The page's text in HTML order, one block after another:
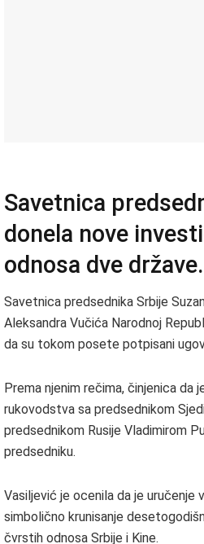
Savetnica
donela nove
odnosa dve države.
Savetnica predsednika Srbije
Aleksandra Vučića Narodnoj
da su tokom posete potpisani
Prema njenim rečima, činjenica
rukovodstva sa predsednikom
predsednikom Rusije Vladimirom
predsedniku.
Vasiljević je ocenila da je uručenje
simbolično krunisanje
čvrstih odnosa Srbije i Kine.